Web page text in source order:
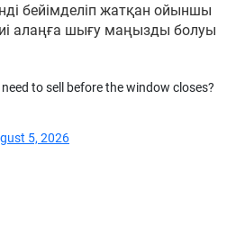
бейімделіп жатқан ойыншы
алаңға шығу маңызды болуы
to sell before the window closes?
5, 2026